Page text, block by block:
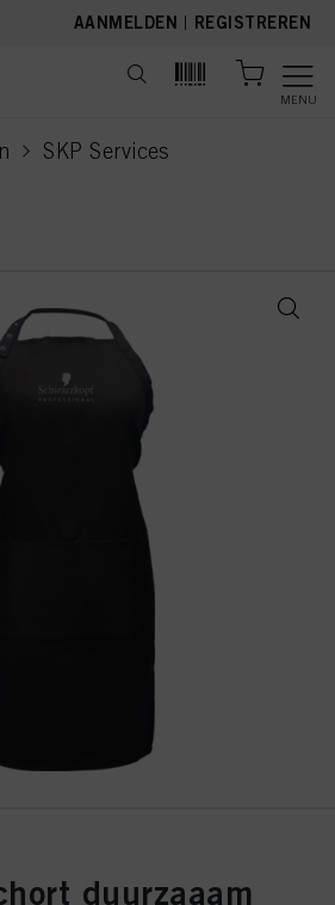
AANMELDEN | REGISTREREN
MENU
SKP Services
current page
duurzaaam